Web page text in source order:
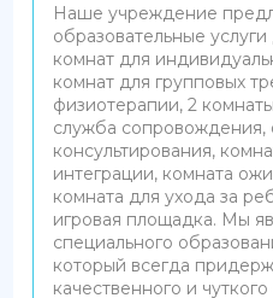
Наше учреждение
образовательные
комнат для
комнат для групповых
физиотерапии, 2
служба сопровождения,
консультирования,
интеграции, комната
комната для ухода за
игровая площадка. Мы
специального
который всегда
качественного и